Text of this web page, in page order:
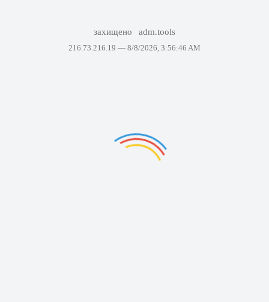
захищено adm.tools
216.73.216.19 — 8/8/2026, 3:56:46 AM